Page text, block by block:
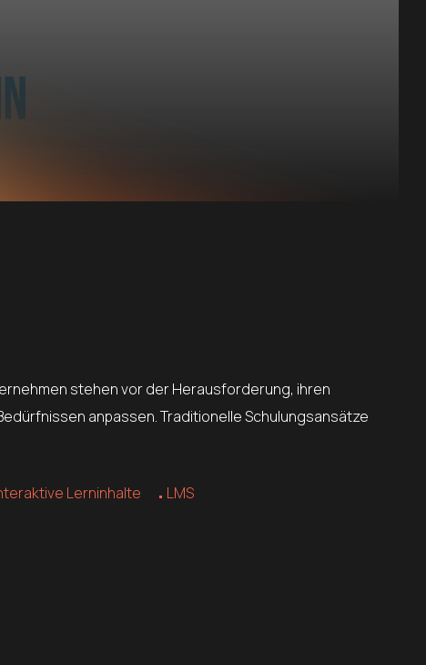
stehen vor der Herausforderung, ihren
anpassen. Traditionelle Schulungsansätze
Lerninhalte
LMS